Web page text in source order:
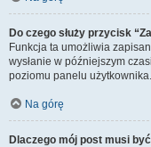
Do czego służy przycisk
Funkcja ta umożliwia
wysłanie w późniejszym
poziomu panelu użytkownika.
Na górę
Dlaczego mój post musi